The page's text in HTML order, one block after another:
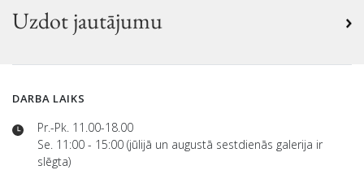
Uzdot jautājumu
DARBA LAIKS
Pr.-Pk. 11.00-18.00
Se. 11:00 - 15:00 (jūlijā un augustā sestdienās galerija ir
slēgta)